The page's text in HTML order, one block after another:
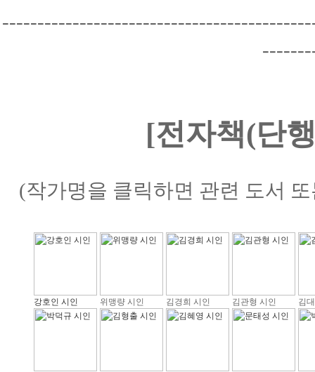
[전자책(단
(작가명을 클릭하면 관련 도서
강호인 시인 위맹량 시인 김경희 시인 김관형 시인 김